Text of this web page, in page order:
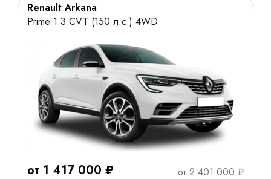
Renault Arkana
Prime 1.3 CVT (150 л.с.) 4WD
от 1 417 000 ₽ от 2 401 000 ₽